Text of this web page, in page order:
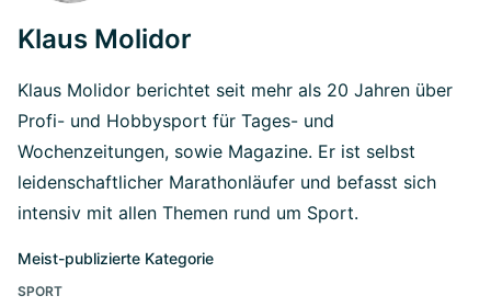
Klaus Molidor
Klaus Molidor berichtet seit mehr als 20 Jahren über
Profi- und Hobbysport für Tages- und
Wochenzeitungen, sowie Magazine. Er ist selbst
leidenschaftlicher Marathonläufer und befasst sich
intensiv mit allen Themen rund um Sport.
Meist-publizierte Kategorie
SPORT